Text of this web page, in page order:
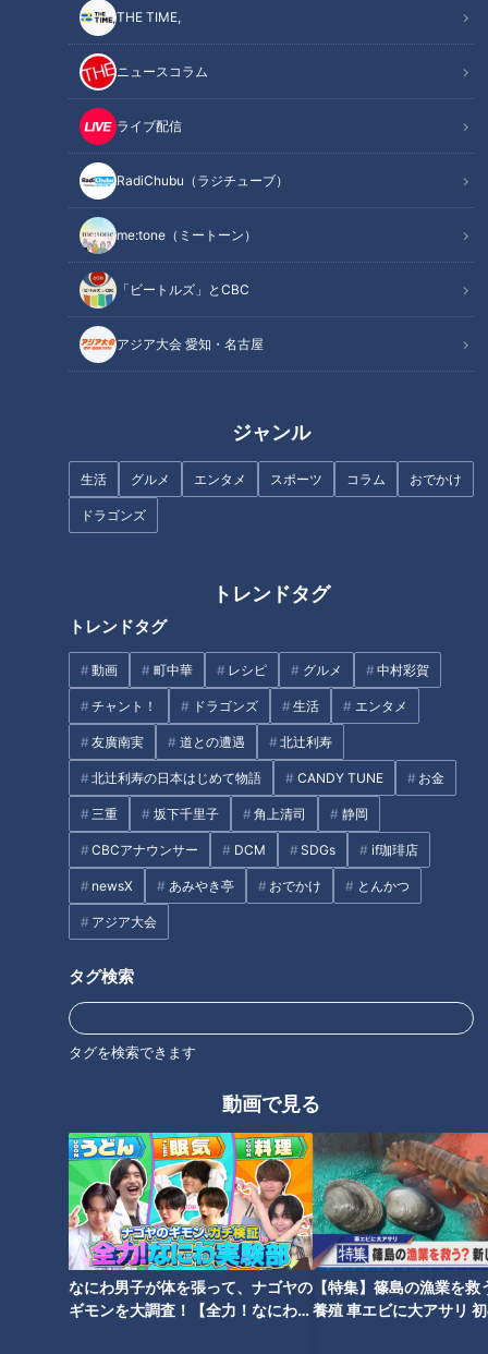
THE TIME,
ニュースコラム
ライブ配信
RadiChubu（ラジチューブ）
me:tone（ミートーン）
「ビートルズ」とCBC
アジア大会 愛知・名古屋
ジャンル
生活 グルメ エンタメ スポーツ コラム おでかけ
ドラゴンズ
トレンドタグ
トレンドタグ
動画 町中華 レシピ グルメ 中村彩賀
チャント！ ドラゴンズ 生活 エンタメ
友廣南実 道との遭遇 北辻利寿
北辻利寿の日本はじめて物語 CANDY TUNE お金
三重 坂下千里子 角上清司 静岡
CBCアナウンサー DCM SDGs if珈琲店
newsX あみやき亭 おでかけ とんかつ
アジア大会
タグ検索
タグを検索できます
動画で見る
なにわ男子が体を張って、ナゴヤの
ギモンを大調査！【全力！なにわ実
【特集】篠島の漁業を救
養殖 車エビに大アサリ
材料（2人分）
作り方
オススメ関連コンテンツ
材料（2人分）
木綿豆腐 200g
にんじん 40g
さつま芋 40g
小松菜 1/2わ(100g)
木くらげ(乾燥) 5g
ぎんなん(ゆでたもの) 6～8粒
砂糖 大さじ1
塩 小さじ1/2
作り方
1 豆腐はふきんに包んで1kg程度の重石をして、40分ほど水
きりをする。
2 木くらげは水につけてもどし、1cm幅の色紙切りにし、石
づきは刻む。
3 にんじん、さつま芋は皮つきのままよく洗う。にんじんは
3cm長さの太めのせん切りにする。さつま芋は6mm厚さのい
ちょう切り、または半月切りにし、水にさらして水気をきる。
小松菜は根元に十文字に切り込みを入れ、水につけて洗う。
4 鍋に湯を沸かして塩適量を加え、小松菜を根元から入れ
る。葉を広げるようにしてゆで、冷水にとって水気を絞り、
4cm長さに切る。
5 別の鍋にだし汁、しょうゆ、砂糖を合わせてにんじん、さ
つま芋を入れて火にかける。煮立ったらアクを除き、木くらげ
を入れ、弱火にして5分煮て、火を止める。小松菜、ぎんなん
を入れて混ぜ、粗熱をとって味をなじませる。
6 すり鉢に炒り白ごまを入れて八分ずりにする。砂糖、塩を
入れて混ぜ、豆腐を合わせてあえ衣を作り、汁気をきった5と
あえて、器に盛る。